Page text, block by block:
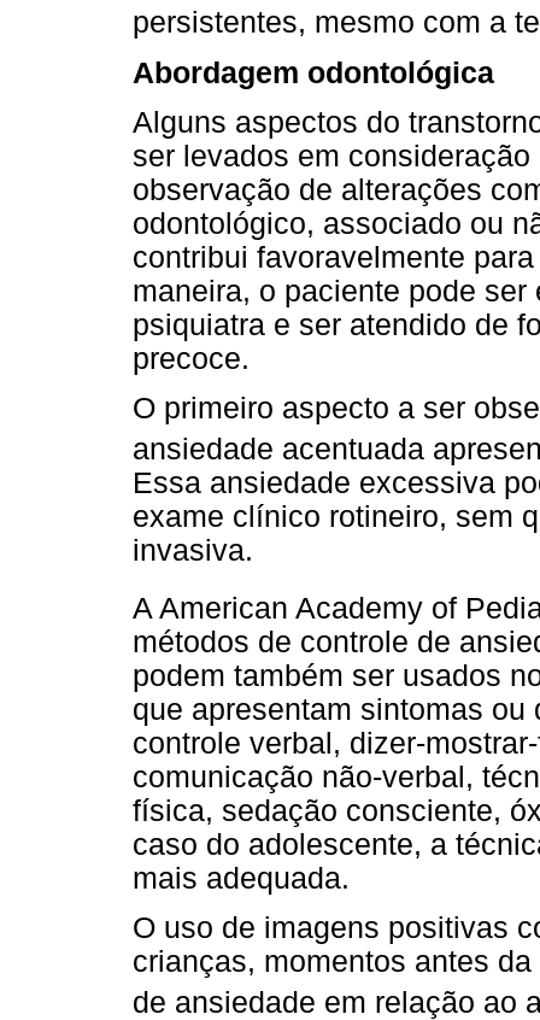
persistentes, mesmo com a
Abordagem odontológica
Alguns aspectos do
ser levados em
observação de alterações
odontológico, associado ou
contribui favoravelmente
maneira, o paciente pode
psiquiatra e ser atendido de
precoce.
O primeiro aspecto a ser
ansiedade acentuada
Essa ansiedade excessiva
exame clínico rotineiro, sem
invasiva.
A American Academy of
métodos de controle de
podem também ser usados
que apresentam sintomas
controle verbal, dizer-
comunicação não-verbal,
física, sedação consciente,
caso do adolescente, a
mais adequada.
O uso de imagens positivas
crianças, momentos antes
de ansiedade em relação ao